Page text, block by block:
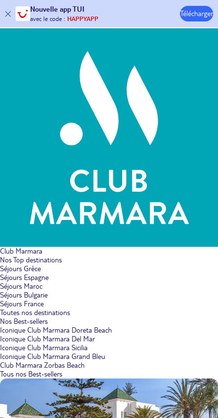
Nouvelle app TUI
30€ offerts*sur votrevoyage !
avec le code :HAPPYAPP
Télécharger
Hôtels & Clubs
Club Marmara
Nos Top destinations
Séjours Grèce
Séjours Espagne
Séjours Maroc
Séjours Bulgarie
Séjours France
Toutes nos destinations
Nos Best-sellers
Iconique Club Marmara Doreta Beach
Iconique Club Marmara Del Mar
Iconique Club Marmara Sicilia
Iconique Club Marmara Grand Bleu
Club Marmara Zorbas Beach
Tous nos Best-sellers